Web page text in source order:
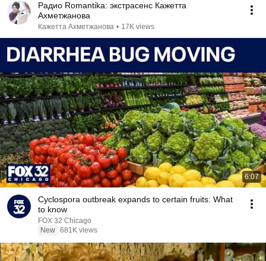
Радио Romantika: экстрасенс Кажетта
Ахметжанова
Кажетта Ахметжанова • 17K views
6:07
Cyclospora outbreak expands to certain fruits: What
to know
FOX 32 Chicago
New 681K views